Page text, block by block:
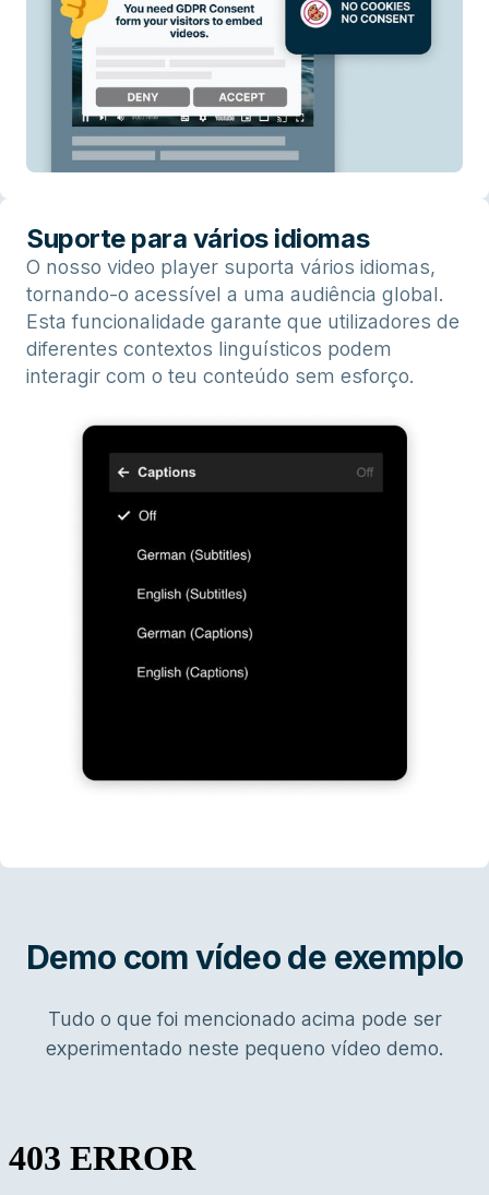
Suporte para vários idiomas
O nosso video player suporta vários idiomas,
tornando-o acessível a uma audiência global.
Esta funcionalidade garante que utilizadores de
diferentes contextos linguísticos podem
interagir com o teu conteúdo sem esforço.
Demo com vídeo de exemplo
Tudo o que foi mencionado acima pode ser
experimentado neste pequeno vídeo demo.